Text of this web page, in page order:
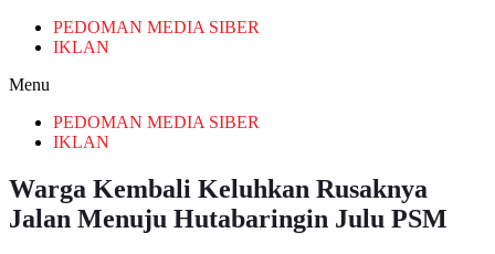
PEDOMAN MEDIA SIBER
IKLAN
Menu
PEDOMAN MEDIA SIBER
IKLAN
Warga Kembali Keluhkan Rusaknya
Jalan Menuju Hutabaringin Julu PSM